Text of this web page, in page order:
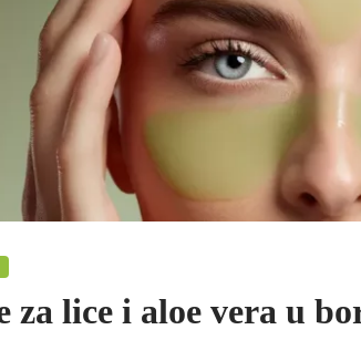
za lice i aloe vera u